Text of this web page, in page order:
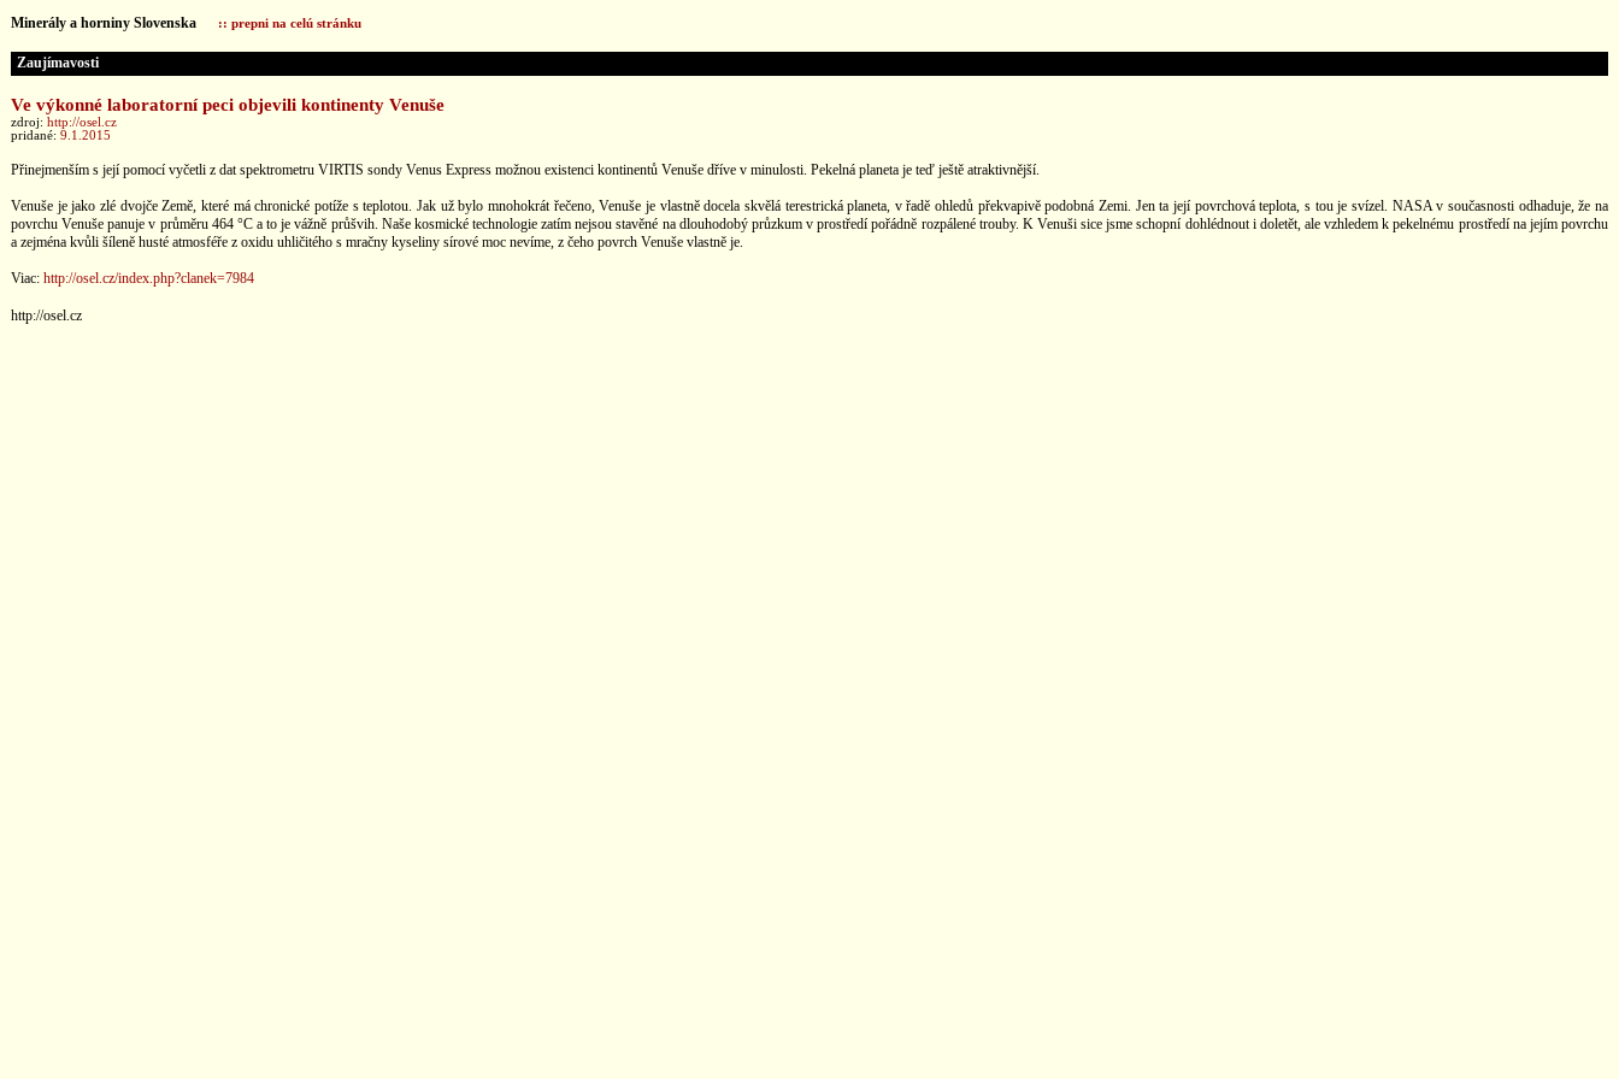
Minerály a horniny Slovenska :: prepni na celú stránku
Zaujímavosti
Ve výkonné laboratorní peci objevili kontinenty Venuše
zdroj: http://osel.cz
pridané: 9.1.2015
Přinejmenším s její pomocí vyčetli z dat spektrometru VIRTIS sondy Venus Express možnou existenci kontinentů Venuše dříve v minulosti. Pekelná planeta je teď ještě atraktivnější.
Venuše je jako zlé dvojče Země, které má chronické potíže s teplotou. Jak už bylo mnohokrát řečeno, Venuše je vlastně docela skvělá terestrická planeta, v řadě ohledů překvapivě podobná Zemi. Jen ta její povrchová teplota, s tou je svízel. NASA v současnosti odhaduje, že na
povrchu Venuše panuje v průměru 464 °C a to je vážně průšvih. Naše kosmické technologie zatím nejsou stavěné na dlouhodobý průzkum v prostředí pořádně rozpálené trouby. K Venuši sice jsme schopní dohlédnout i doletět, ale vzhledem k pekelnému prostředí na jejím povrchu
a zejména kvůli šíleně husté atmosféře z oxidu uhličitého s mračny kyseliny sírové moc nevíme, z čeho povrch Venuše vlastně je.
Viac: http://osel.cz/index.php?clanek=7984
http://osel.cz